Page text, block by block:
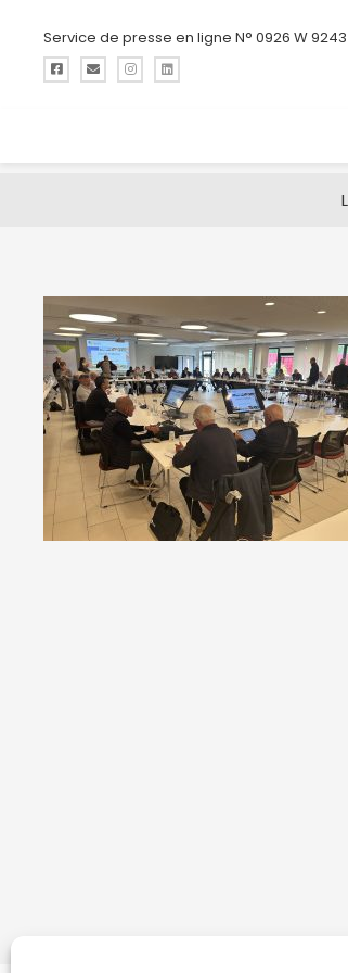
Service de presse en ligne N° 0926 W